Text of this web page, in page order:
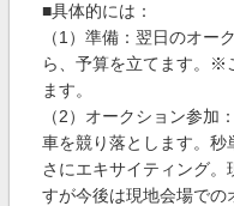
■具体的には：
（1）準備：翌日のオー
ら、予算を立てます。※
ます。
（2）オークション参加
車を競り落とします。秒
さにエキサイティング
すが今後は現地会場での